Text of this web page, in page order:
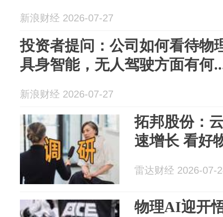
新浪财经 2026-07-27
投资者提问：公司如何看待物
具身智能，无人驾驶方面有何
新浪财经 2026-07-27
拓邦股份：
速增长 看好
雷达财经 2026-07-
物理AI迎开